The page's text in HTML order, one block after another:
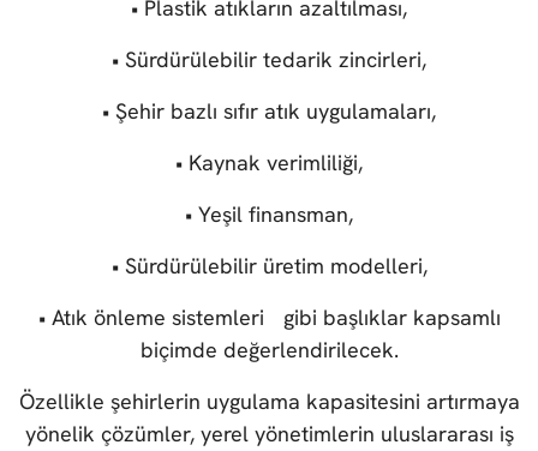
• Plastik atıkların azaltılması,
• Sürdürülebilir tedarik zincirleri,
• Şehir bazlı sıfır atık uygulamaları,
• Kaynak verimliliği,
• Yeşil finansman,
• Sürdürülebilir üretim modelleri,
• Atık önleme sistemleri gibi başlıklar kapsamlı
biçimde değerlendirilecek.
Özellikle şehirlerin uygulama kapasitesini artırmaya
yönelik çözümler, yerel yönetimlerin uluslararası iş